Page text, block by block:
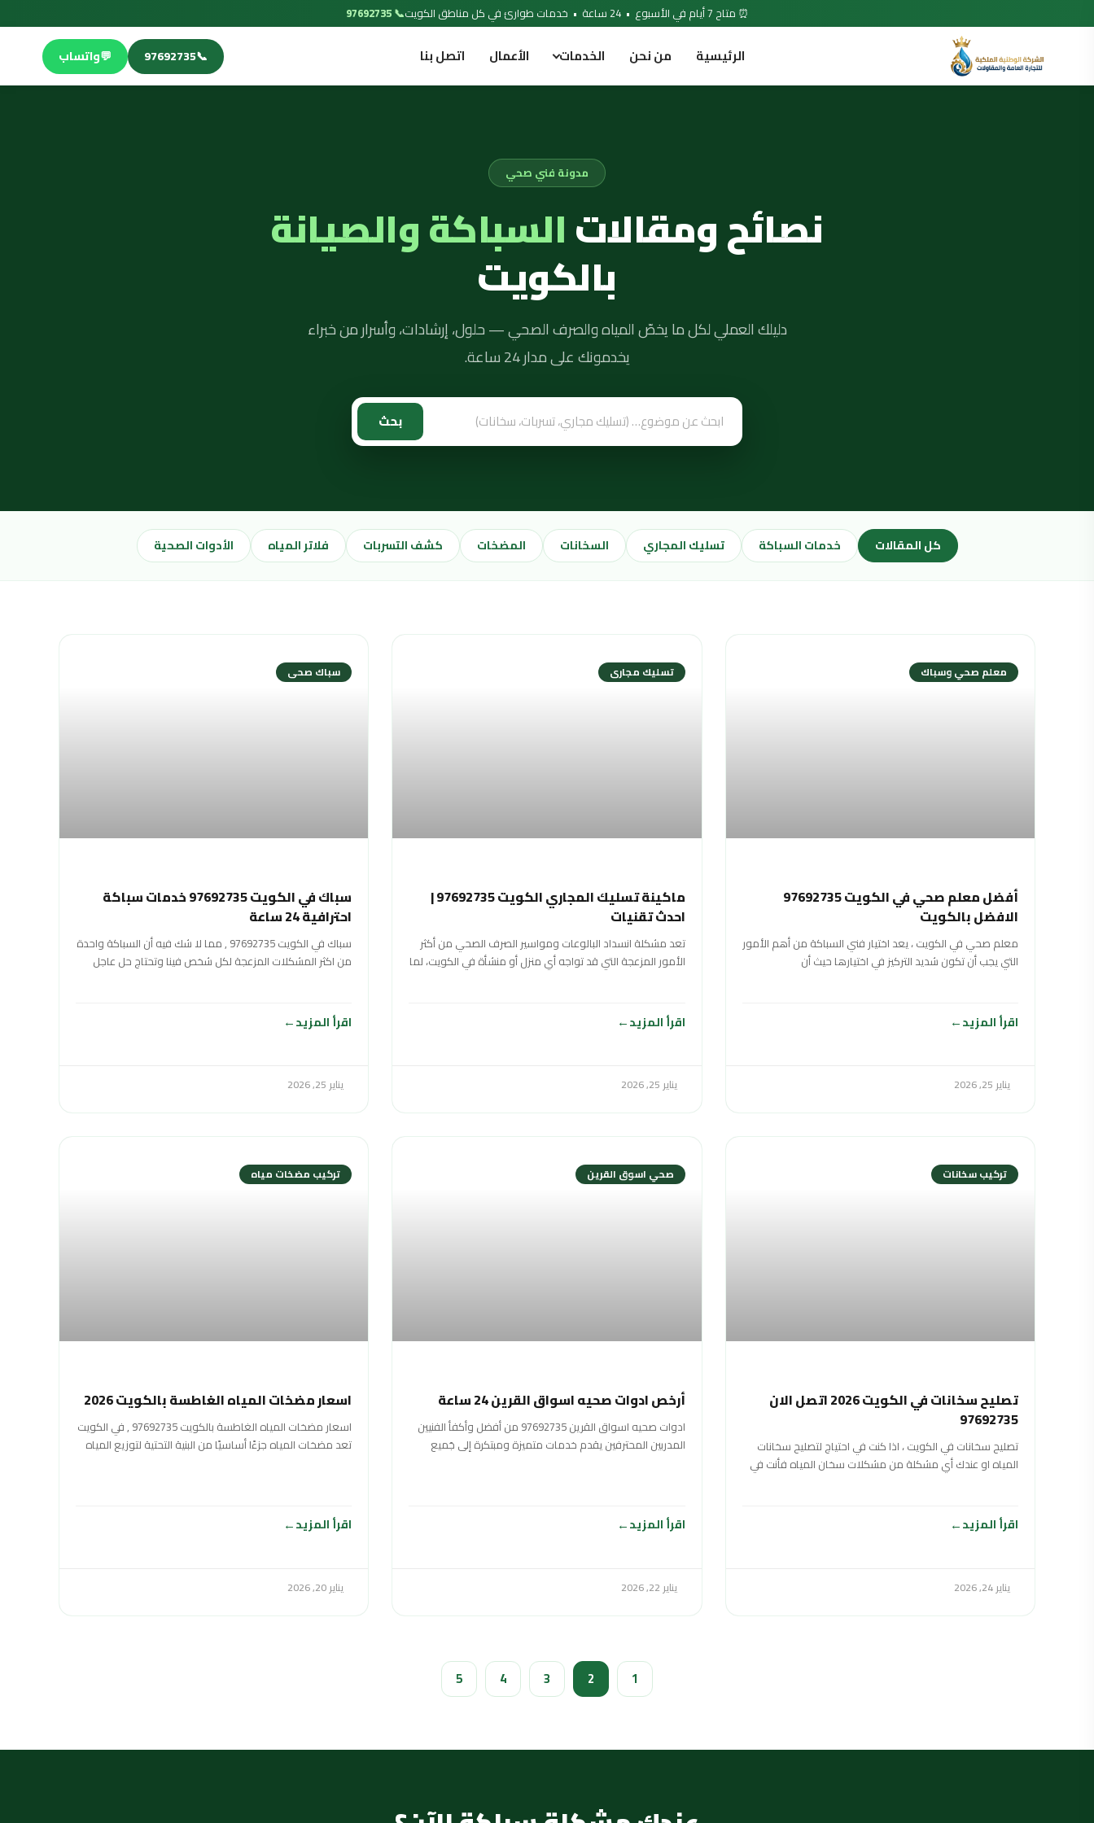
⏰ متاح 7 أيام في الأسبوع • 24 ساعة • خدمات طوارئ في كل مناطق الكويت 📞 97692735
الرئيسية من نحن الخدمات الأعمال اتصل بنا 📞
97692735
💬واتساب
مدونة فني صحي
نصائح ومقالاتالسباكة والصيانة
بالكويت
دليلك العملي لكل ما يخصّ المياه والصرف الصحي — حلول، إرشادات، وأسرار من خبراء
يخدمونك على مدار 24 ساعة.
بحث
كل المقالات خدمات السباكة تسليك المجاري السخانات المضخات كشف التسربات فلاتر المياه الأدوات الصحية
معلم صحي وسباك
أفضل معلم صحي في الكويت 97692735
الافضل بالكويت
معلم صحي في الكويت ، يعد اختيار فني السباكة من أهم الأمور
التي يجب أن تكون شديد التركيز في اختيارها حيث أن
اقرأ المزيد
يناير 25, 2026
تسليك مجارى
ماكينة تسليك المجاري الكويت 97692735 |
احدث تقنيات
تعد مشكلة انسداد البالوعات ومواسير الصرف الصحي من أكثر
الأمور المزعجة التي قد تواجه أي منزل أو منشأة في الكويت، لما
اقرأ المزيد
يناير 25, 2026
سباك صحى
سباك في الكويت 97692735 خدمات سباكة
احترافية 24 ساعة
سباك في الكويت 97692735 , مما لا شك فيه أن السباكة واحدة
من اكثر المشكلات المزعجة لكل شخص فينا وتحتاج حل عاجل
اقرأ المزيد
يناير 25, 2026
تركيب سخانات
تصليح سخانات في الكويت 2026 اتصل الان
97692735
تصليح سخانات في الكويت ، اذا كنت في احتياج لتصليح سخانات
المياه او عندك أي مشكلة من مشكلات سخان المياه فأنت في
اقرأ المزيد
يناير 24, 2026
صحي اسوق القرين
أرخص ادوات صحيه اسواق القرين 24 ساعة
ادوات صحيه اسواق القرين 97692735 من أفضل وأكفأ الفنيين
المدربين المحترفين يقدم خدمات متميزة ومبتكرة إلى جَميع
اقرأ المزيد
يناير 22, 2026
تركيب مضخات مياه
اسعار مضخات المياه الغاطسة بالكويت 2026
اسعار مضخات المياه الغاطسة بالكويت 97692735 , في الكويت
تعد مضخات المياه جزءًا أساسيًا من البنية التحتية لتوزيع المياه
اقرأ المزيد
يناير 20, 2026
1
2
3
4
5